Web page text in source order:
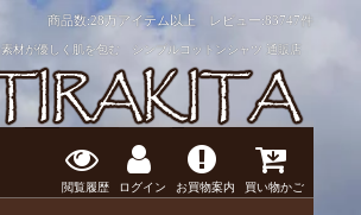
商品数:28万アイテム以上 レビュー:83747件
素材が優しく肌を包む シンプルコットンシャツ 通販店
閲覧履歴 ログイン お買物案内 買い物かご